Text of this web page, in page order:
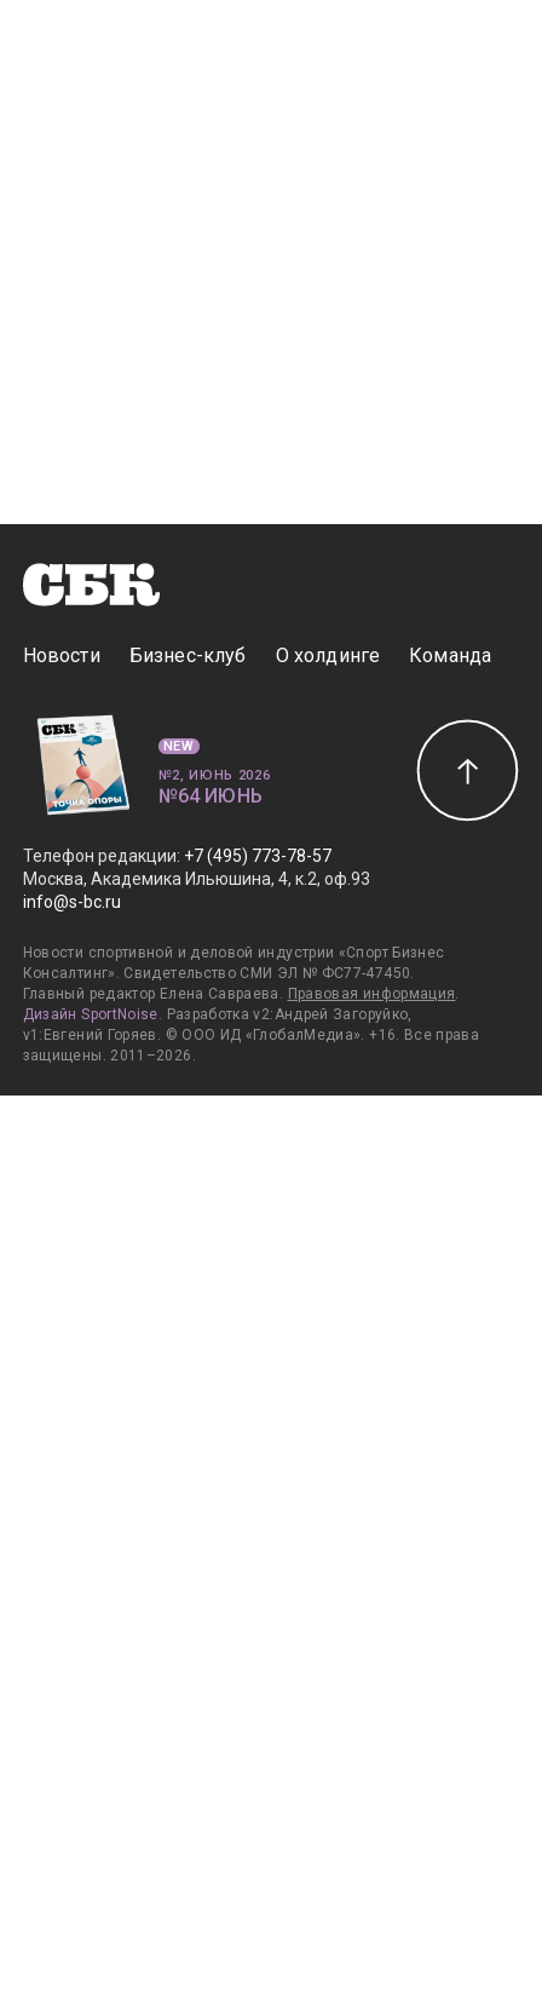
Новости Бизнес-клуб О холдинге Команда
Телефон редакции: +7 (495) 773-78-57
Москва, Академика Ильюшина, 4, к.2, оф.93
info@s-bc.ru
Новости спортивной и деловой индустрии «Спорт Бизнес
Консалтинг». Свидетельство СМИ ЭЛ № ФС77-47450.
Главный редактор Елена Савраева. Правовая информация.
Дизайн SportNoise. Разработка v2:Андрей Загоруйко,
v1:Евгений Горяев. © ООО ИД «ГлобалМедиа». +16. Все права
защищены. 2011–2026.
NEW
№2, ИЮНЬ 2026
№64 ИЮНЬ